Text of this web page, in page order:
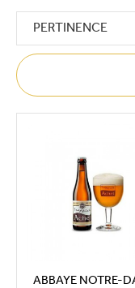
PERTINENCE
ABBAYE NOTRE-